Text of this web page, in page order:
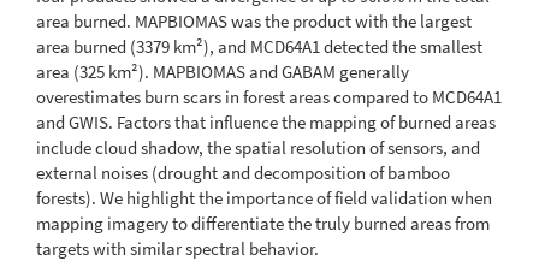
area burned. MAPBIOMAS was the product with the largest
area burned (3379 km²), and MCD64A1 detected the smallest
area (325 km²). MAPBIOMAS and GABAM generally
overestimates burn scars in forest areas compared to MCD64A1
and GWIS. Factors that influence the mapping of burned areas
include cloud shadow, the spatial resolution of sensors, and
external noises (drought and decomposition of bamboo
forests). We highlight the importance of field validation when
mapping imagery to differentiate the truly burned areas from
targets with similar spectral behavior.